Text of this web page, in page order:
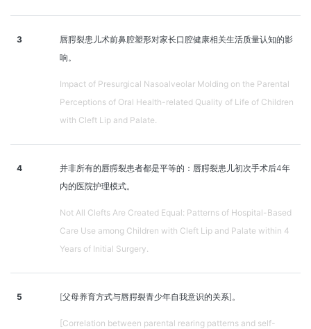
3
唇腭裂患儿术前鼻腔塑形对家长口腔健康相关生活质量认知的影
响。
Impact of Presurgical Nasoalveolar Molding on the Parental
Perceptions of Oral Health-related Quality of Life of Children
with Cleft Lip and Palate.
4
并非所有的唇腭裂患者都是平等的：唇腭裂患儿初次手术后4年
内的医院护理模式。
Not All Clefts Are Created Equal: Patterns of Hospital-Based
Care Use among Children with Cleft Lip and Palate within 4
Years of Initial Surgery.
5 [父母养育方式与唇腭裂青少年自我意识的关系]。
[Correlation between parental rearing patterns and self-